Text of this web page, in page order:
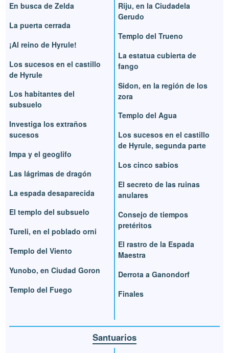
En busca de Zelda
La puerta cerrada
¡Al reino de Hyrule!
Los sucesos en el castillo
de Hyrule
Los habitantes del
subsuelo
Investiga los extraños
sucesos
Impa y el geoglifo
Las lágrimas de dragón
La espada desaparecida
El templo del subsuelo
Tureli, en el poblado orni
Templo del Viento
Yunobo, en Ciudad Goron
Templo del Fuego
Riju, en la Ciudadela
Gerudo
Templo del Trueno
La estatua cubierta de
fango
Sidon, en la región de los
zora
Templo del Agua
Los sucesos en el castillo
de Hyrule, segunda parte
Los cinco sabios
El secreto de las ruinas
anulares
Consejo de tiempos
pretéritos
El rastro de la Espada
Maestra
Derrota a Ganondorf
Finales
Santuarios